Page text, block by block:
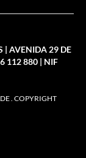
| AVENIDA 29 DE
112 880 | NIF
. COPYRIGHT